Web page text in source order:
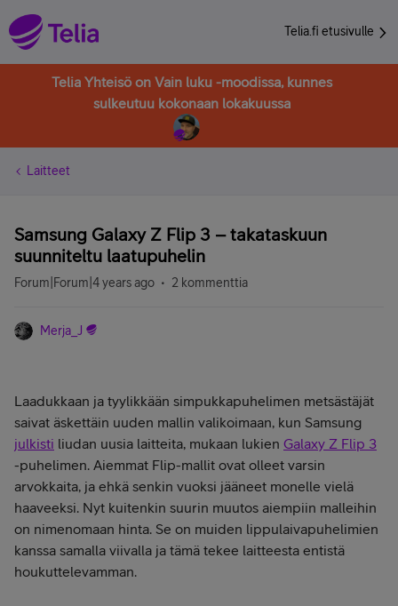
Telia.fi etusivulle
Telia Yhteisö on Vain luku -moodissa, kunnes
sulkeutuu kokonaan lokakuussa
Laitteet
Samsung Galaxy Z Flip 3 – takataskuun
suunniteltu laatupuhelin
Forum|Forum|4 years ago 2 kommenttia
Merja_J
Laadukkaan ja tyylikkään simpukkapuhelimen metsästäjät
saivat äskettäin uuden mallin valikoimaan, kun Samsung
julkisti liudan uusia laitteita, mukaan lukien Galaxy Z Flip 3
-puhelimen. Aiemmat Flip-mallit ovat olleet varsin
arvokkaita, ja ehkä senkin vuoksi jääneet monelle vielä
haaveeksi. Nyt kuitenkin suurin muutos aiempiin malleihin
on nimenomaan hinta. Se on muiden lippulaivapuhelimien
kanssa samalla viivalla ja tämä tekee laitteesta entistä
houkuttelevamman.